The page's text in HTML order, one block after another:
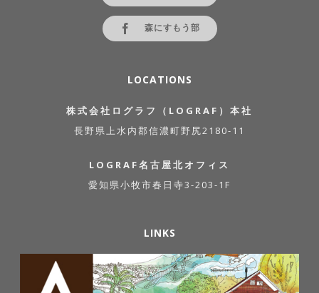
森にすもう部
LOCATIONS
株式会社ログラフ（LOGRAF）本社
長野県上水内郡信濃町野尻2180-11
LOGRAF名古屋北オフィス
愛知県小牧市春日寺3-203-1F
LINKS